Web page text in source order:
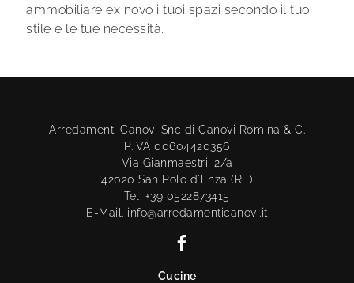
ammobiliare ex novo i tuoi spazi secondo il tuo
stile e le tue necessità.
Arredamenti Canovi Snc di Canovi Romina & C.
P.IVA 00604420356
Via Gianmaestri, 2/a
42020 San Polo d'Enza (RE)
Tel. +39 0522873415
E-Mail. info@arredamenticanovi.it
Cucine